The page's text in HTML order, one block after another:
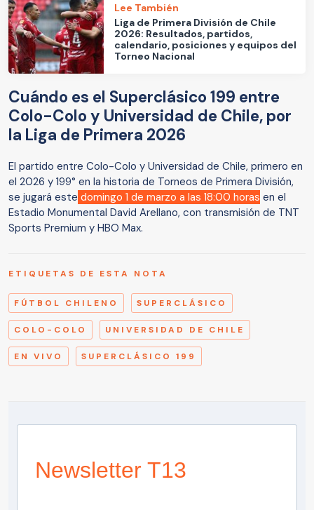
Lee También
Liga de Primera División de Chile
2026: Resultados, partidos,
calendario, posiciones y equipos del
Torneo Nacional
Cuándo es el Superclásico 199 entre
Colo-Colo y Universidad de Chile, por
la Liga de Primera 2026
El partido entre Colo-Colo y Universidad de Chile, primero en
el 2026 y 199° en la historia de Torneos de Primera División,
se jugará este domingo 1 de marzo a las 18:00 horas en el
Estadio Monumental David Arellano, con transmisión de TNT
Sports Premium y HBO Max.
ETIQUETAS DE ESTA NOTA
FÚTBOL CHILENO SUPERCLÁSICO
COLO-COLO UNIVERSIDAD DE CHILE
EN VIVO SUPERCLÁSICO 199
Newsletter T13